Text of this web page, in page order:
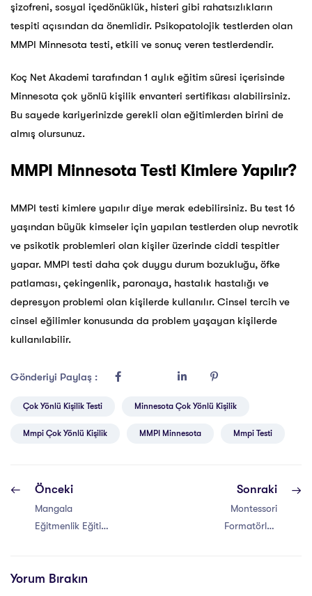
şizofreni, sosyal içedönüklük, histeri gibi rahatsızlıkların
tespiti açısından da önemlidir. Psikopatolojik testlerden olan
MMPI Minnesota testi, etkili ve sonuç veren testlerdendir.
Koç Net Akademi tarafından 1 aylık eğitim süresi içerisinde
Minnesota çok yönlü kişilik envanteri sertifikası alabilirsiniz.
Bu sayede kariyerinizde gerekli olan eğitimlerden birini de
almış olursunuz.
MMPI Minnesota Testi Kimlere Yapılır?
MMPI testi kimlere yapılır diye merak edebilirsiniz. Bu test 16
yaşından büyük kimseler için yapılan testlerden olup nevrotik
ve psikotik problemleri olan kişiler üzerinde ciddi tespitler
yapar. MMPI testi daha çok duygu durum bozukluğu, öfke
patlaması, çekingenlik, paronaya, hastalık hastalığı ve
depresyon problemi olan kişilerde kullanılır. Cinsel tercih ve
cinsel eğilimler konusunda da problem yaşayan kişilerde
kullanılabilir.
Gönderiyi Paylaş :
Çok Yönlü Kişilik Testi Minnesota Çok Yönlü Kişilik
Mmpi Çok Yönlü Kişilik MMPI Minnesota Mmpi Testi
Önceki
Mangala
Eğitmenlik Eğitimi
Sonraki
Montessori
Formatörlük
Yorum Bırakın